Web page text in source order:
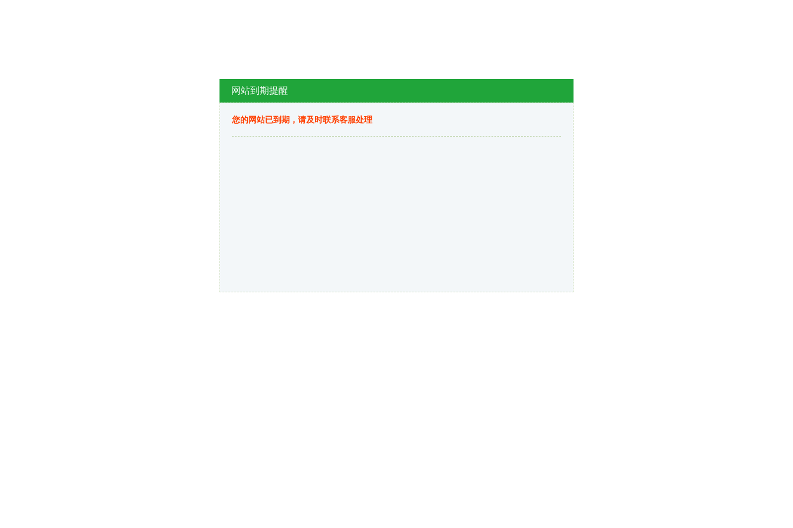
网站到期提醒
您的网站已到期，请及时联系客服处理